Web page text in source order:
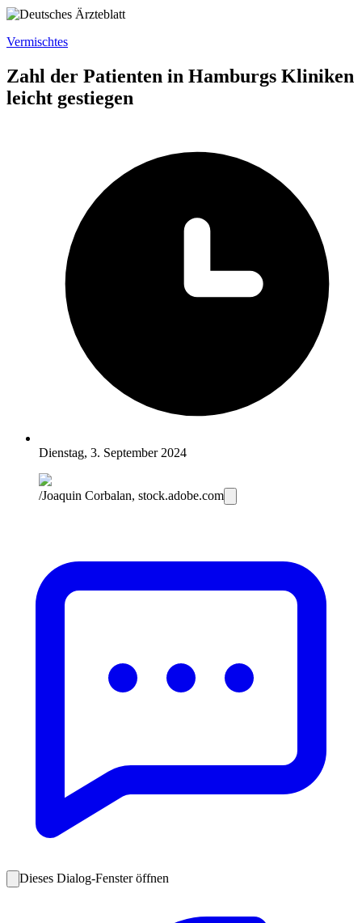
Vermischtes
Zahl der Patienten in Hamburgs Kliniken
leicht gestiegen
Dienstag, 3. September 2024
/Joaquin Corbalan, stock.adobe.com
Dieses Dialog-Fenster öffnen